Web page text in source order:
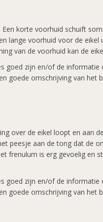
korte voorhuid schuift
lange voorhuid voor de
van de voorhuid kan de
goed zijn en/of de
goede omschrijving van het
over de eikel loopt en aan
peesje aan de tong dat de
is erg gevoelig en
goed zijn en/of de
goede omschrijving van het